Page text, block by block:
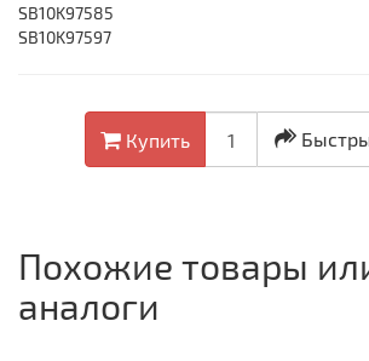
SB10K97585
SB10K97597
Купить
Похожие товары
аналоги